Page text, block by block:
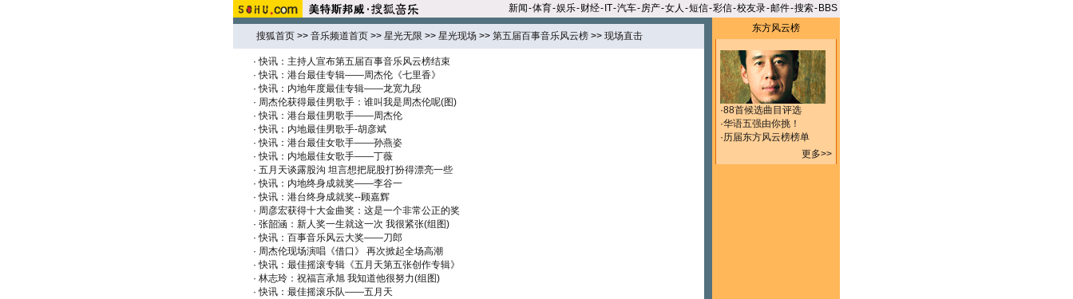
新闻-体育-娱乐-财经- IT-汽车-房产-女人 -短信-彩信-校友录-邮件-搜索- BBS
搜狐首页 >> 音乐频道首页 >> 星光无限 >> 星光现场 >> 第五届百事音乐风云榜 >> 现场直击
·快讯：主持人宣布第五届百事音乐风云榜结束
·快讯：港台最佳专辑——周杰伦《七里香》
·快讯：内地年度最佳专辑——龙宽九段
· 周杰伦获得最佳男歌手：谁叫我是周杰伦呢(图)
·快讯：港台最佳男歌手——周杰伦
·快讯：内地最佳男歌手-胡彦斌
·快讯：港台最佳女歌手——孙燕姿
·快讯：内地最佳女歌手——丁薇
· 五月天谈露股沟 坦言想把屁股打扮得漂亮一些
·快讯：内地终身成就奖——李谷一
·快讯：港台终身成就奖--顾嘉辉
· 周彦宏获得十大金曲奖：这是一个非常公正的奖
· 张韶涵：新人奖一生就这一次 我很紧张(组图)
·快讯：百事音乐风云大奖——刀郎
· 周杰伦现场演唱《借口》 再次掀起全场高潮
·快讯：最佳摇滚专辑《五月天第五张创作专辑》
· 林志玲：祝福言承旭 我知道他很努力(组图)
·快讯：最佳摇滚乐队——五月天
东方风云榜
·88首候选曲目评选
·华语五强由你挑！
·历届东方风云榜榜单
更多>>